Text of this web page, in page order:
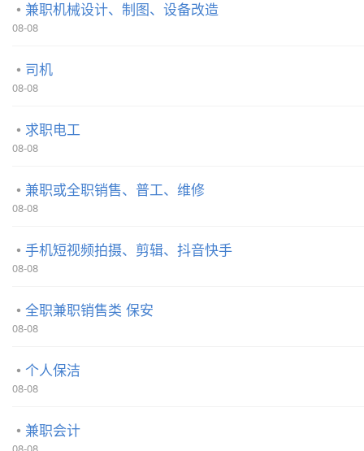
兼职机械设计、制图、设备改造
08-08
司机
08-08
求职电工
08-08
兼职或全职销售、普工、维修
08-08
手机短视频拍摄、剪辑、抖音快手
08-08
全职兼职销售类 保安
08-08
个人保洁
08-08
兼职会计